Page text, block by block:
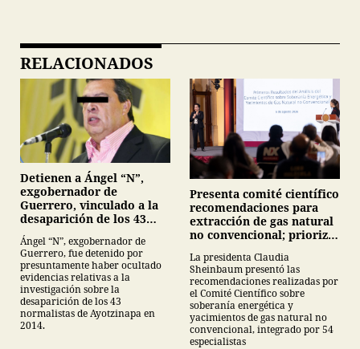
RELACIONADOS
Detienen a Ángel “N”,
exgobernador de
Guerrero, vinculado a la
desaparición de los 43
normalistas de
Ayotzinapa
Ángel “N”, exgobernador de
Guerrero, fue detenido por
presuntamente haber ocultado
evidencias relativas a la
investigación sobre la
desaparición de los 43
normalistas de Ayotzinapa en
2014.
Presenta comité científico
recomendaciones para
extracción de gas natural
no convencional; prioriza
descarta yacimiento
Tampico-Misantla
La presidenta Claudia
Sheinbaum presentó las
recomendaciones realizadas por
el Comité Científico sobre
soberanía energética y
yacimientos de gas natural no
convencional, integrado por 54
especialistas